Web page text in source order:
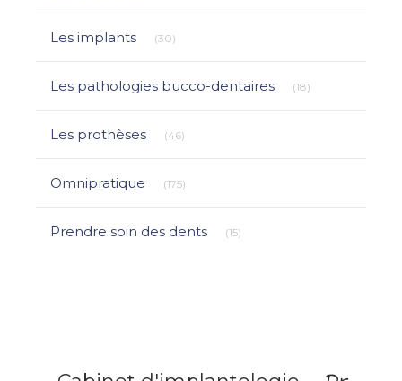
Les implants (30)
Les pathologies bucco-dentaires (18)
Les prothèses (46)
Omnipratique (175)
Prendre soin des dents (15)